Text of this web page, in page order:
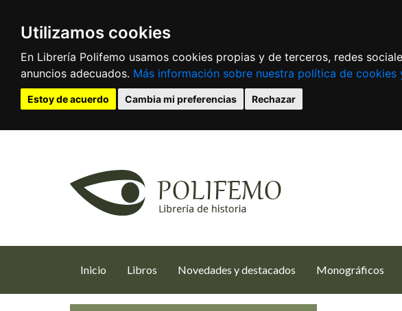
Utilizamos cookies
En Librería Polifemo usamos cookies propias y de terceros, redes
anuncios adecuados. Más información sobre nuestra política de
Estoy de acuerdo Cambia mi preferencias Rechazar
Inicio (current)
Libros Novedades y destacados Monográficos